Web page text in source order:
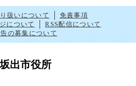
扱いについて
免責事項
について
RSS配信について
の募集について
出市役所